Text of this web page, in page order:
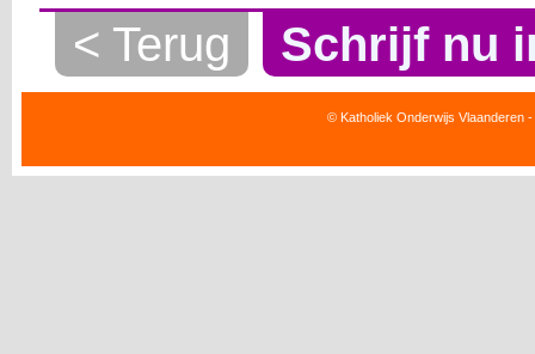
< Terug Schrijf nu
© Katholiek Onderwijs Vlaanderen